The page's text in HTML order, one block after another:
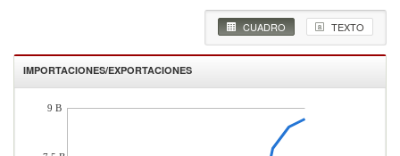
CUADRO TEXTO
IMPORTACIONES/EXPORTACIONES
9 B